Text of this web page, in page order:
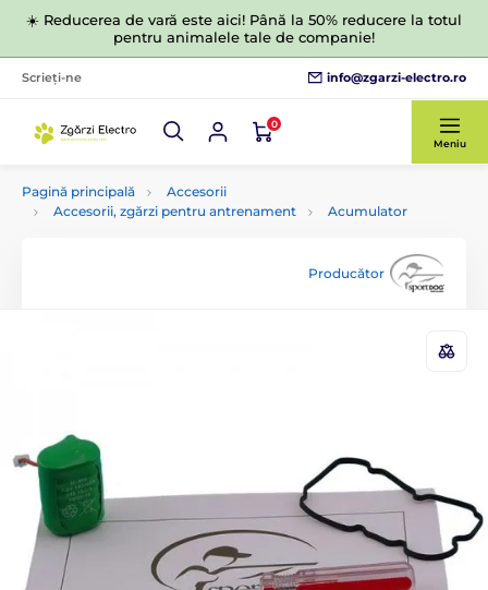
☀️ Reducerea de vară este aici! Până la 50% reducere la totul
pentru animalele tale de companie!
Scrieți-ne info@zgarzi-electro.ro
0
Meniu
Pagină principală
Accesorii
Accesorii, zgărzi pentru antrenament
Acumulator
Producător